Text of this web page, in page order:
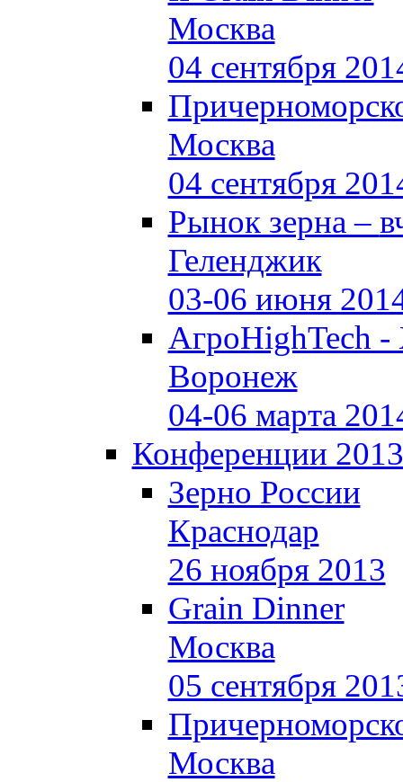
Москва
04 сентября
Москва
04 сентября
Рынок зерна –
Геленджик
03-06 июня
АгроHighTech
Воронеж
04-06 марта
Конференции 2013
Зерно России
Краснодар
26 ноября 2013
Grain Dinner
Москва
05 сентября
Москва